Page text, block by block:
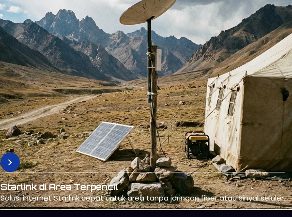
Starlink untuk Operasional Perusahaan
Mendukung kerja remote dan kantor sementara dengan koneksi internet andal
konsisten.